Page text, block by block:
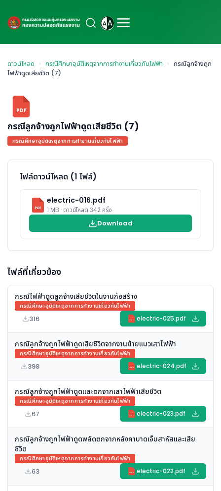
ดาวน์โหลด › กรณีศึกษาอุบัติเหตุจากการทำงานเกี่ยวกับไฟฟ้า › กรณีลูกจ้างถูก
ไฟฟ้าดูดเสียชีวิต (7)
PDF
กรณีลูกจ้างถูกไฟฟ้าดูดเสียชีวิต (7)
กรณีศึกษาอุบัติเหตุจากการทำงานเกี่ยวกับไฟฟ้า
ไฟล์ดาวน์โหลด (1 ไฟล์)
PDF
electric-016.pdf
1 MB · ดาวน์โหลด 342 ครั้ง
Download
ไฟล์ที่เกี่ยวข้อง
กรณีไฟฟ้าดูดลูกจ้างเสียชีวิตในงานก่อสร้าง
กรณีศึกษาอุบัติเหตุจากการทำงานเกี่ยวกับไฟฟ้า
316 PDF electric-025.pdf
กรณีลูกจ้างถูกไฟฟ้าดูดเสียชีวิตจากงานย้ายแนวเสาไฟฟ้า
กรณีศึกษาอุบัติเหตุจากการทำงานเกี่ยวกับไฟฟ้า
398 PDF electric-024.pdf
กรณีลูกจ้างถูกไฟฟ้าดูดและตกจากเสาไฟฟ้าเสียชีวิต
กรณีศึกษาอุบัติเหตุจากการทำงานเกี่ยวกับไฟฟ้า
67 PDF electric-023.pdf
กรณีลูกจ้างถูกไฟฟ้าดูดพลัดตกจากหลังคาบาดเจ็บสาหัสและเสีย
ชีวิต
กรณีศึกษาอุบัติเหตุจากการทำงานเกี่ยวกับไฟฟ้า
63 PDF electric-022.pdf